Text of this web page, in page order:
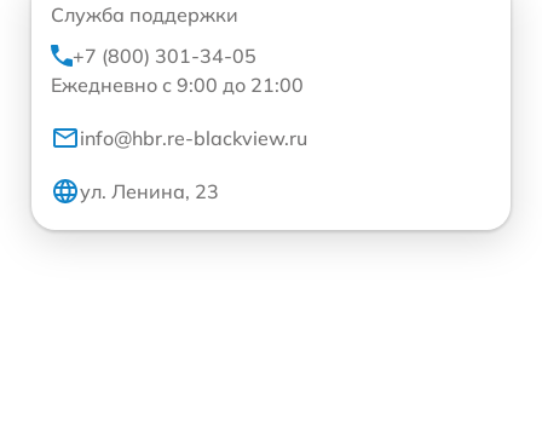
Служба поддержки
+7 (800) 301-34-05
Ежедневно с 9:00 до 21:00
info@hbr.re-blackview.ru
ул. Ленина, 23